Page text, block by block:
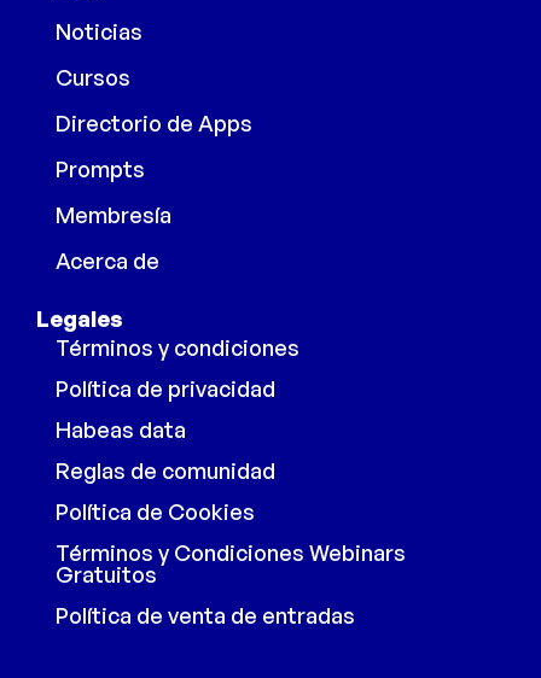
Noticias
Cursos
Directorio de Apps
Prompts
Membresía
Acerca de
Legales
Términos y condiciones
Política de privacidad
Habeas data
Reglas de comunidad
Política de Cookies
Términos y Condiciones Webinars
Gratuitos
Política de venta de entradas